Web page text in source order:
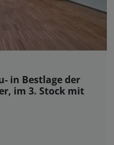
in Bestlage der
im 3. Stock mit